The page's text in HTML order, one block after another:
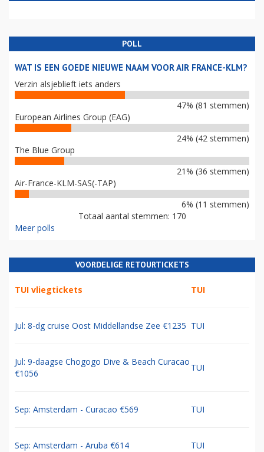
POLL
WAT IS EEN GOEDE NIEUWE NAAM VOOR AIR FRANCE-KLM?
Verzin alsjeblieft iets anders
47% (81 stemmen)
European Airlines Group (EAG)
24% (42 stemmen)
The Blue Group
21% (36 stemmen)
Air-France-KLM-SAS(-TAP)
6% (11 stemmen)
Totaal aantal stemmen: 170
Meer polls
VOORDELIGE RETOURTICKETS
TUI vliegtickets TUI
Jul: 8-dg cruise Oost Middellandse Zee €1235 TUI
Jul: 9-daagse Chogogo Dive & Beach Curacao
€1056
TUI
Sep: Amsterdam - Curacao €569 TUI
Sep: Amsterdam - Aruba €614 TUI